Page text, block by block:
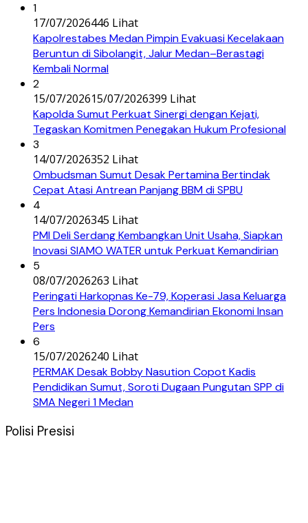
1
17/07/2026446 Lihat
Kapolrestabes Medan Pimpin Evakuasi Kecelakaan
Beruntun di Sibolangit, Jalur Medan–Berastagi
Kembali Normal
2
15/07/202615/07/2026399 Lihat
Kapolda Sumut Perkuat Sinergi dengan Kejati,
Tegaskan Komitmen Penegakan Hukum Profesional
3
14/07/2026352 Lihat
Ombudsman Sumut Desak Pertamina Bertindak
Cepat Atasi Antrean Panjang BBM di SPBU
4
14/07/2026345 Lihat
PMI Deli Serdang Kembangkan Unit Usaha, Siapkan
Inovasi SIAMO WATER untuk Perkuat Kemandirian
5
08/07/2026263 Lihat
Peringati Harkopnas Ke-79, Koperasi Jasa Keluarga
Pers Indonesia Dorong Kemandirian Ekonomi Insan
Pers
6
15/07/2026240 Lihat
PERMAK Desak Bobby Nasution Copot Kadis
Pendidikan Sumut, Soroti Dugaan Pungutan SPP di
SMA Negeri 1 Medan
Polisi Presisi